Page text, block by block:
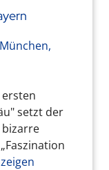
ersten
setzt der
bizarre